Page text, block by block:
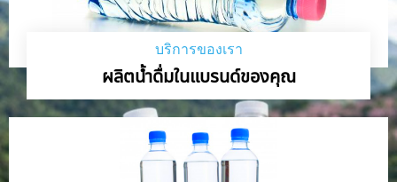
บริการของเรา
ผลิตน้ำดื่มในแบรนด์ของคุณ